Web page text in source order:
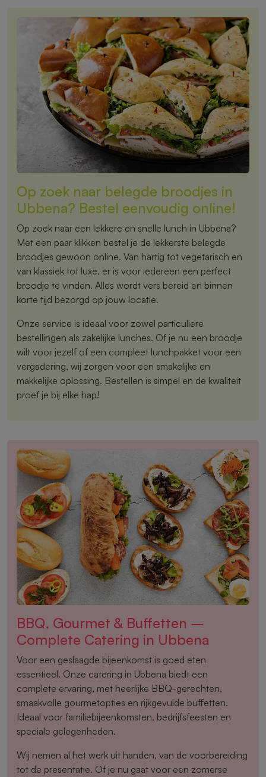
Op zoek naar belegde broodjes in
Ubbena? Bestel eenvoudig online!
Op zoek naar een lekkere en snelle lunch in Ubbena?
Met een paar klikken bestel je de lekkerste belegde
broodjes gewoon online. Van hartig tot vegetarisch en
van klassiek tot luxe, er is voor iedereen een perfect
broodje te vinden. Alles wordt vers bereid en binnen
korte tijd bezorgd op jouw locatie.
Onze service is ideaal voor zowel particuliere
bestellingen als zakelijke lunches. Of je nu een broodje
wilt voor jezelf of een compleet lunchpakket voor een
vergadering, wij zorgen voor een smakelijke en
makkelijke oplossing. Bestellen is simpel en de kwaliteit
proef je bij elke hap!
BBQ, Gourmet & Buffetten –
Complete Catering in Ubbena
Voor een geslaagde bijeenkomst is goed eten
essentieel. Onze catering in Ubbena biedt een
complete ervaring, met heerlijke BBQ-gerechten,
smaakvolle gourmetopties en rijkgevulde buffetten.
Ideaal voor familiebijeenkomsten, bedrijfsfeesten en
speciale gelegenheden.
Wij nemen al het werk uit handen, van de voorbereiding
tot de presentatie. Of je nu gaat voor een zomerse